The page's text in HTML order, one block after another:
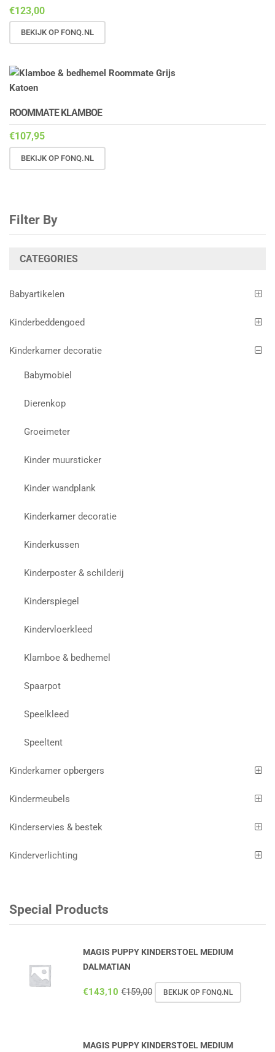
€123,00
BEKIJK OP FONQ.NL
ROOMMATE KLAMBOE
€107,95
BEKIJK OP FONQ.NL
Filter By
CATEGORIES
Babyartikelen
Kinderbeddengoed
Kinderkamer decoratie
Babymobiel
Dierenkop
Groeimeter
Kinder muursticker
Kinder wandplank
Kinderkamer decoratie
Kinderkussen
Kinderposter & schilderij
Kinderspiegel
Kindervloerkleed
Klamboe & bedhemel
Spaarpot
Speelkleed
Speeltent
Kinderkamer opbergers
Kindermeubels
Kinderservies & bestek
Kinderverlichting
Special Products
MAGIS PUPPY KINDERSTOEL MEDIUM
DALMATIAN
€143,10 €159,00 BEKIJK OP FONQ.NL
MAGIS PUPPY KINDERSTOEL MEDIUM